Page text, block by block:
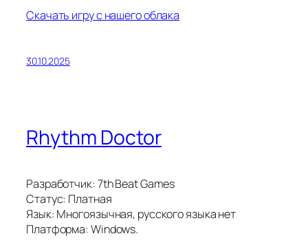
Скачать игру с нашего облака
30.10.2025
Rhythm Doctor
Разработчик: 7th Beat Games
Статус: Платная
Язык: Многоязычная, русского языка нет
Платформа: Windows.